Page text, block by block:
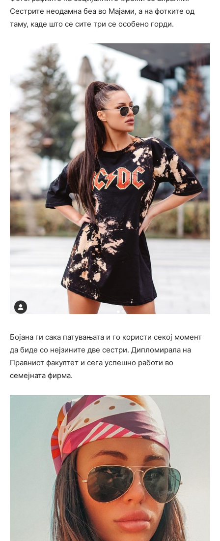
Сестрите неодамна беа во Мајами, а на фотките од
таму, каде што се сите три се особено горди.
Бојана ги сака патувањата и го користи секој момент
да биде со нејзините две сестри. Дипломирала на
Правниот факултет и сега успешно работи во
семејната фирма.